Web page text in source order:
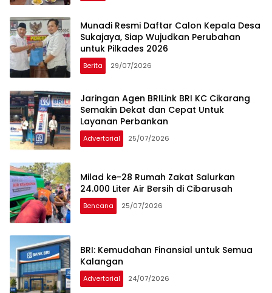
Munadi Resmi Daftar Calon Kepala Desa
Sukajaya, Siap Wujudkan Perubahan
untuk Pilkades 2026
Berita 29/07/2026
Jaringan Agen BRILink BRI KC Cikarang
Semakin Dekat dan Cepat Untuk
Layanan Perbankan
Advertorial 25/07/2026
Milad ke-28 Rumah Zakat Salurkan
24.000 Liter Air Bersih di Cibarusah
Bencana 25/07/2026
BRI: Kemudahan Finansial untuk Semua
Kalangan
Advertorial 24/07/2026